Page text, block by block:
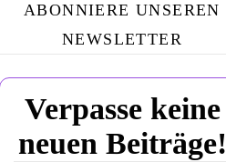
ABONNIERE UNSEREN
NEWSLETTER
Verpasse keine
neuen Beiträge!